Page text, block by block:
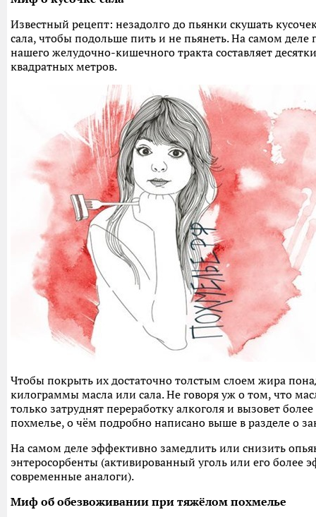
Известный рецепт: незадолго до пьянки скушать
сала, чтобы подольше пить и не пьянеть. На самом деле
нашего желудочно-кишечного тракта составляет
квадратных метров.
Чтобы покрыть их достаточно толстым слоем жира
килограммы масла или сала. Не говоря уж о том, что
только затруднят переработку алкоголя и вызовет
похмелье, о чём подробно написано выше в разделе о
На самом деле эффективно замедлить или снизить
энтеросорбенты (активированный уголь или его более
современные аналоги).
Миф об обезвоживании при тяжёлом похмелье